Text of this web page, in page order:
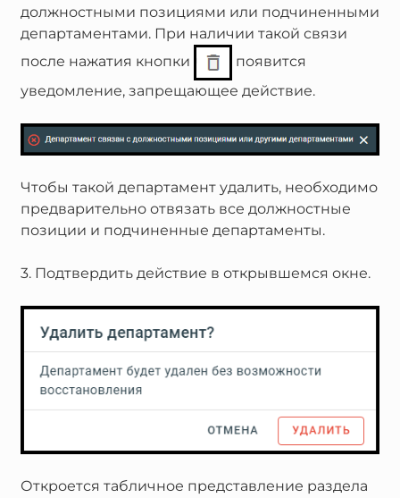
должностными позициями или подчиненными
департаментами. При наличии такой связи
после нажатия кнопки
появится
уведомление, запрещающее действие.
Чтобы такой департамент удалить, необходимо
предварительно отвязать все должностные
позиции и подчиненные департаменты.
3. Подтвердить действие в открывшемся окне.
Откроется табличное представление раздела